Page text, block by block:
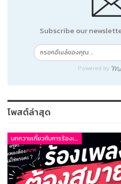
Subscribe our
Powered by
โพสต์ล่าสุด
บทความเกี่ยวกับการร้องเพลง